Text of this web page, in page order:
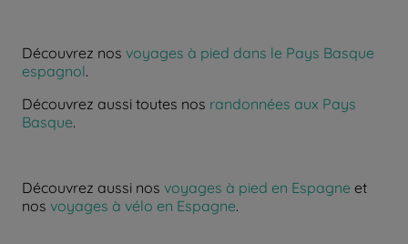
Découvrez nos voyages à pied dans le Pays Basque
espagnol.
Découvrez aussi toutes nos randonnées aux Pays
Basque.
Découvrez aussi nos voyages à pied en Espagne et
nos voyages à vélo en Espagne.